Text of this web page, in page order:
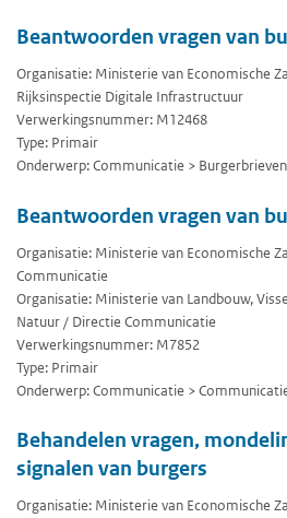
Beantwoorden vragen van
Organisatie: Ministerie van Economische
Rijksinspectie Digitale Infrastructuur
Verwerkingsnummer: M12468
Type: Primair
Onderwerp: Communicatie > Burgerbrieven
Beantwoorden vragen van
Organisatie: Ministerie van Economische
Communicatie
Organisatie: Ministerie van Landbouw,
Natuur / Directie Communicatie
Verwerkingsnummer: M7852
Type: Primair
Onderwerp: Communicatie >
Behandelen vragen,
signalen van burgers
Organisatie: Ministerie van Economische